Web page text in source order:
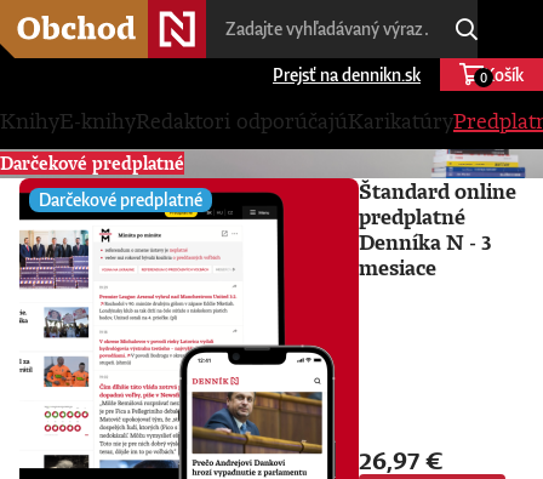
Prejsť na dennikn.sk Košík
0
KnihyE-knihyRedaktori odporúčajúKarikatúry
Darčekové predplatné
Darčekové predplatné
Štandard online
predplatné
Denníka N - 3
mesiace
26,97 €